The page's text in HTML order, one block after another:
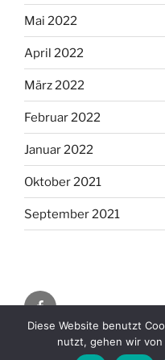
Mai 2022
April 2022
März 2022
Februar 2022
Januar 2022
Oktober 2021
September 2021
fb
Datenschutzerklärung
Diese Website benutzt
nutzt, gehen wir von